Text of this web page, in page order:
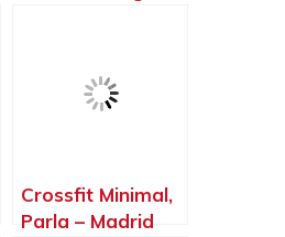
Crossfit Minimal,
Parla – Madrid